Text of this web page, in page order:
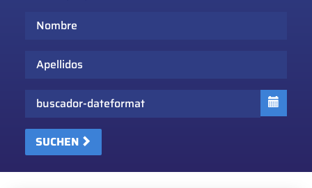
Apellidos
Fecha
SUCHEN